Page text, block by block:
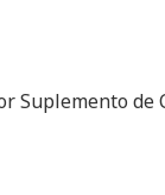
Suplemento de